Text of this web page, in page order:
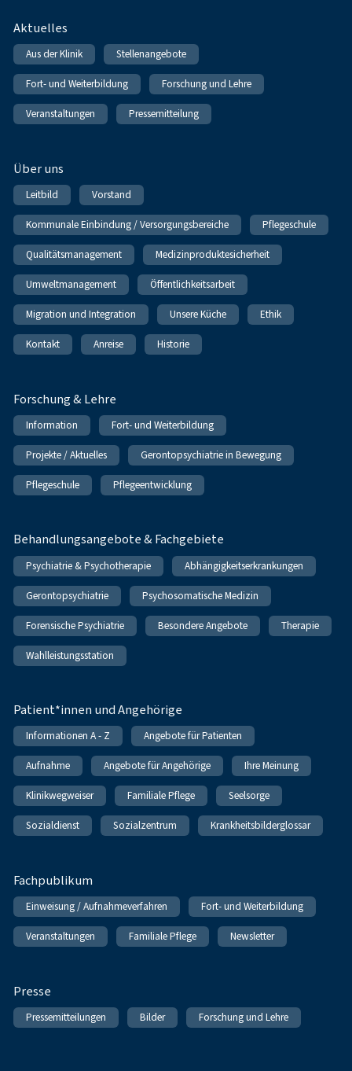
Fußnavigation
Aktuelles
Aus der Klinik Stellenangebote
Fort- und Weiterbildung Forschung und Lehre
Veranstaltungen Pressemitteilung
Über uns
Leitbild Vorstand
Kommunale Einbindung / Versorgungsbereiche Pflegeschule
Qualitätsmanagement Medizinproduktesicherheit
Umweltmanagement Öffentlichkeitsarbeit
Migration und Integration Unsere Küche Ethik
Kontakt Anreise Historie
Forschung & Lehre
Information Fort- und Weiterbildung
Projekte / Aktuelles Gerontopsychiatrie in Bewegung
Pflegeschule Pflegeentwicklung
Behandlungsangebote & Fachgebiete
Psychiatrie & Psychotherapie Abhängigkeitserkrankungen
Gerontopsychiatrie Psychosomatische Medizin
Forensische Psychiatrie Besondere Angebote Therapie
Wahlleistungsstation
Patient*innen und Angehörige
Informationen A - Z Angebote für Patienten
Aufnahme Angebote für Angehörige Ihre Meinung
Klinikwegweiser Familiale Pflege Seelsorge
Sozialdienst Sozialzentrum Krankheitsbilderglossar
Fachpublikum
Einweisung / Aufnahmeverfahren Fort- und Weiterbildung
Veranstaltungen Familiale Pflege Newsletter
Presse
Pressemitteilungen Bilder Forschung und Lehre